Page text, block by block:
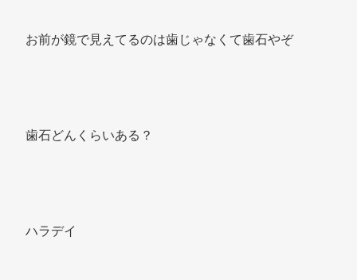
お前が鏡で見えてるのは歯じゃなくて歯石やぞ
歯石どんくらいある？
ハラデイ